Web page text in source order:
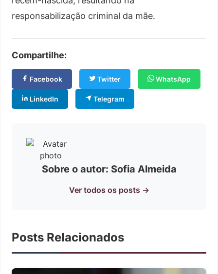
responsabilização criminal da mãe.
Compartilhe:
Facebook Twitter WhatsApp
LinkedIn Telegram
Sobre o autor: Sofia Almeida
Ver todos os posts →
Posts Relacionados